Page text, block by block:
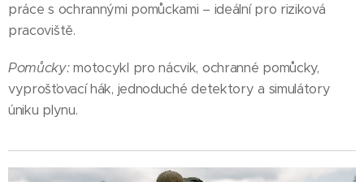
práce s ochrannými pomůckami – ideální pro riziková
pracoviště.
Pomůcky:motocykl pro nácvik, ochranné pomůcky,
vyprošťovací hák, jednoduché detektory a simulátory
úniku plynu.